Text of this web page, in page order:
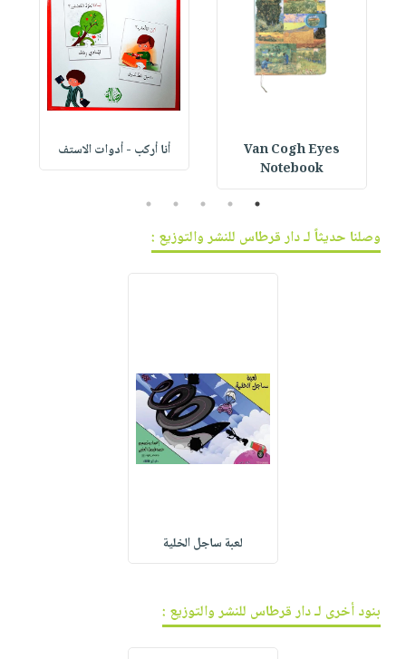
Van Cogh Eyes
Notebook
أنا أركب - أدوات الاستف
1
2
3
4
5
وصلنا حديثاً لـ دار قرطاس للنشر والتوزيع :
لعبة ساجل الخلية
بنود أخرى لـ دار قرطاس للنشر والتوزيع :